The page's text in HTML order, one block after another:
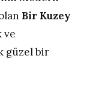
Bir Kuzey
ve
güzel bir